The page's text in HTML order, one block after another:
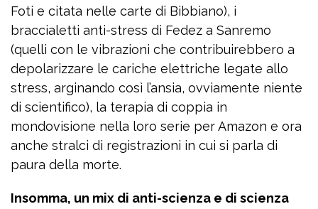
Foti e citata nelle carte di Bibbiano), i
braccialetti anti-stress di Fedez a Sanremo
(quelli con le vibrazioni che contribuirebbero a
depolarizzare le cariche elettriche legate allo
stress, arginando così l’ansia, ovviamente niente
di scientifico), la terapia di coppia in
mondovisione nella loro serie per Amazon e ora
anche stralci di registrazioni in cui si parla di
paura della morte.
Insomma, un mix di anti-scienza e di scienza